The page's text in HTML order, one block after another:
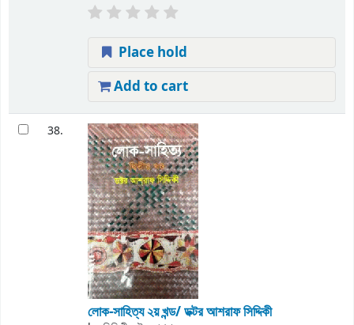
Place hold
Add to cart
38.
লোক-সাহিত্য ২য় খন্ড/ডক্টর আশরাফ সিদ্দিকী